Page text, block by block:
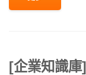
[企業知識